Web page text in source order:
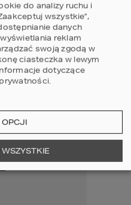
45 G2
do analizy ruchu i
wszystkie”,
danych
reklam
swoją zgodą w
ciasteczka w lewym
dotyczące
.